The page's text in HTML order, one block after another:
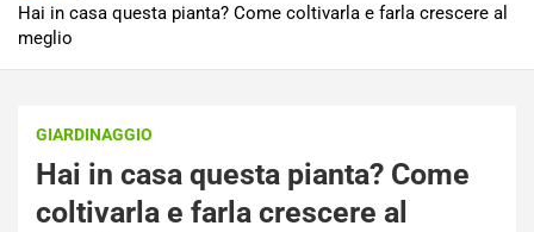
Hai in casa questa pianta? Come coltivarla e farla crescere al
meglio
GIARDINAGGIO
Hai in casa questa pianta? Come
coltivarla e farla crescere al